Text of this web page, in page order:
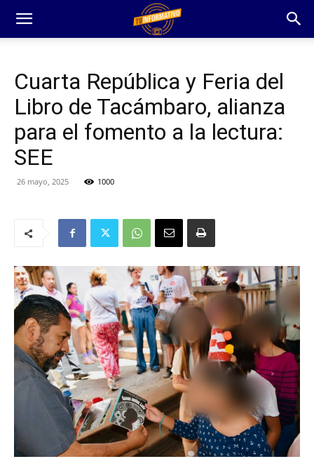
Cuarta República y Feria del
Libro de Tacámbaro, alianza
para el fomento a la lectura:
SEE
26 mayo, 2025 1000